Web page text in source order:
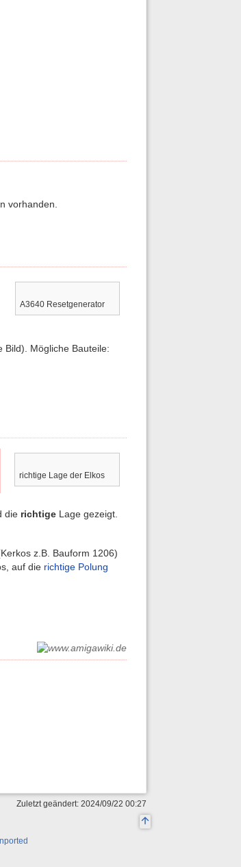
vorhanden.
A3640 Resetgenerator
Bild). Mögliche Bauteile:
richtige Lage der Elkos
die richtige Lage gezeigt.
z.B. Bauform 1206)
auf die richtige Polung
Zuletzt geändert: 2024/09/22 00:27